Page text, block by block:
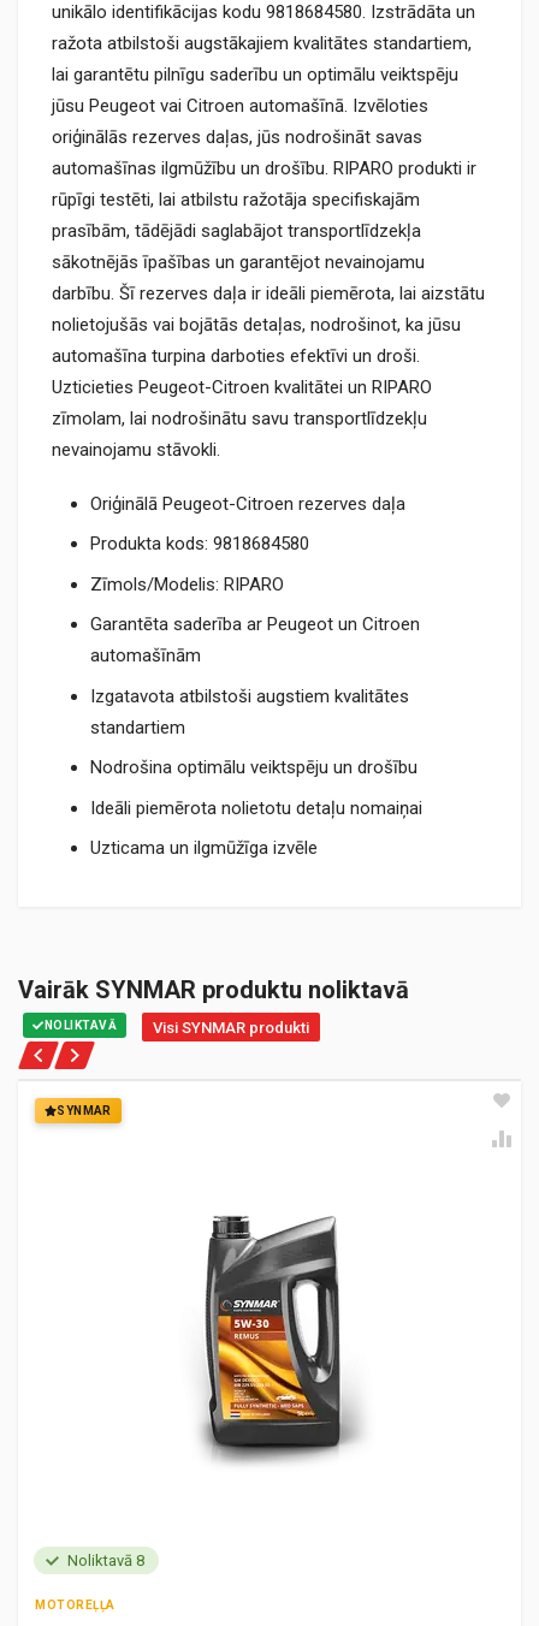
unikālo identifikācijas kodu 9818684580. Izstrādāta un
ražota atbilstoši augstākajiem kvalitātes standartiem,
lai garantētu pilnīgu saderību un optimālu veiktspēju
jūsu Peugeot vai Citroen automašīnā. Izvēloties
oriģinālās rezerves daļas, jūs nodrošināt savas
automašīnas ilgmūžību un drošību. RIPARO produkti ir
rūpīgi testēti, lai atbilstu ražotāja specifiskajām
prasībām, tādējādi saglabājot transportlīdzekļa
sākotnējās īpašības un garantējot nevainojamu
darbību. Šī rezerves daļa ir ideāli piemērota, lai aizstātu
nolietojušās vai bojātās detaļas, nodrošinot, ka jūsu
automašīna turpina darboties efektīvi un droši.
Uzticieties Peugeot-Citroen kvalitātei un RIPARO
zīmolam, lai nodrošinātu savu transportlīdzekļu
nevainojamu stāvokli.
Oriģinālā Peugeot-Citroen rezerves daļa
Produkta kods: 9818684580
Zīmols/Modelis: RIPARO
Garantēta saderība ar Peugeot un Citroen
automašīnām
Izgatavota atbilstoši augstiem kvalitātes
standartiem
Nodrošina optimālu veiktspēju un drošību
Ideāli piemērota nolietotu detaļu nomaiņai
Uzticama un ilgmūžīga izvēle
Vairāk SYNMAR produktu noliktavā
NOLIKTAVĀ Visi SYNMAR produkti
SYNMAR
Noliktavā 8
MOTOREĻĻA